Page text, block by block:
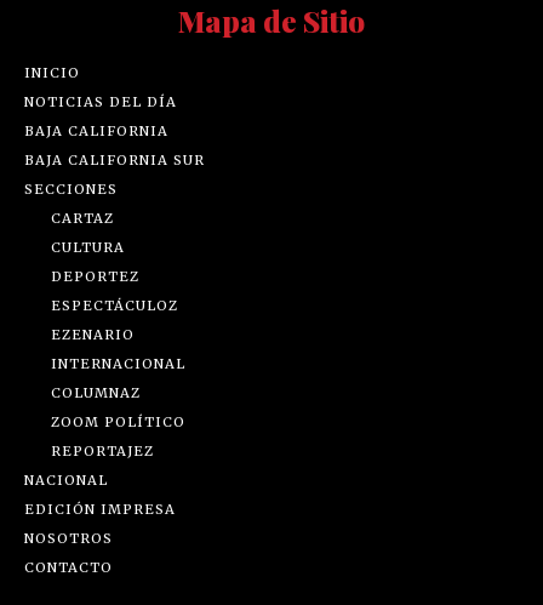
Mapa de Sitio
INICIO
NOTICIAS DEL DÍA
BAJA CALIFORNIA
BAJA CALIFORNIA SUR
SECCIONES
CARTAZ
CULTURA
DEPORTEZ
ESPECTÁCULOZ
EZENARIO
INTERNACIONAL
COLUMNAZ
ZOOM POLÍTICO
REPORTAJEZ
NACIONAL
EDICIÓN IMPRESA
NOSOTROS
CONTACTO